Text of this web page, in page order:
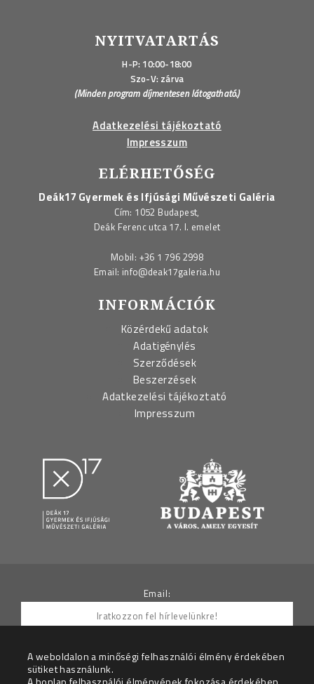
NYITVATARTÁS
H-P: 10:00-18:00
Szo-V: zárva
(Minden program díjmentesen látogatható.)
Adatkezelési tájékoztató
Impresszum
ELÉRHETŐSÉG
Deák17 Gyermek és Ifjúsági Művészeti Galéria
Cím: 1052 Budapest,
Deák Ferenc utca 17. I. emelet
Mobil: +36 1 796 2998
Email: info@deak17galeria.hu
INFORMÁCIÓK
Közérdekű adatok
Adatigénylés
Szerződések
Beszerzések
Adatkezelési tájékoztató
Impresszum
Email:
Hozzájárulok ahhoz, hogy az Adatkezelő részemre
A weboldalon a minőségi felhasználói élmény érdekében
sütiket használunk.